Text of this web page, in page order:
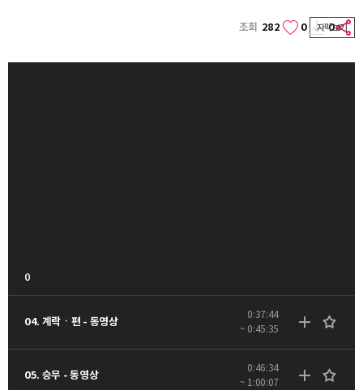
조회 282 0 0
자막보기
0
04. 계락ㆍ편 - 동영상
0:37:44
~ 0:45:35
05. 승무 - 동영상
0:46:34
~ 1:00:07